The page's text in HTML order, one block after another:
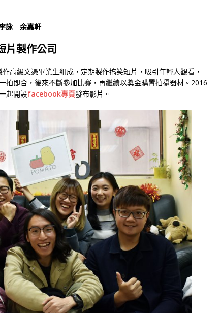
詠 余嘉軒
製作公司
高級文憑畢業生組成，定期製作搞笑短片，吸引年輕人觀看，
拍即合，後來不斷參加比賽，再繼續以獎金購置拍攝器材。2016
起開設facebook專頁發布影片。